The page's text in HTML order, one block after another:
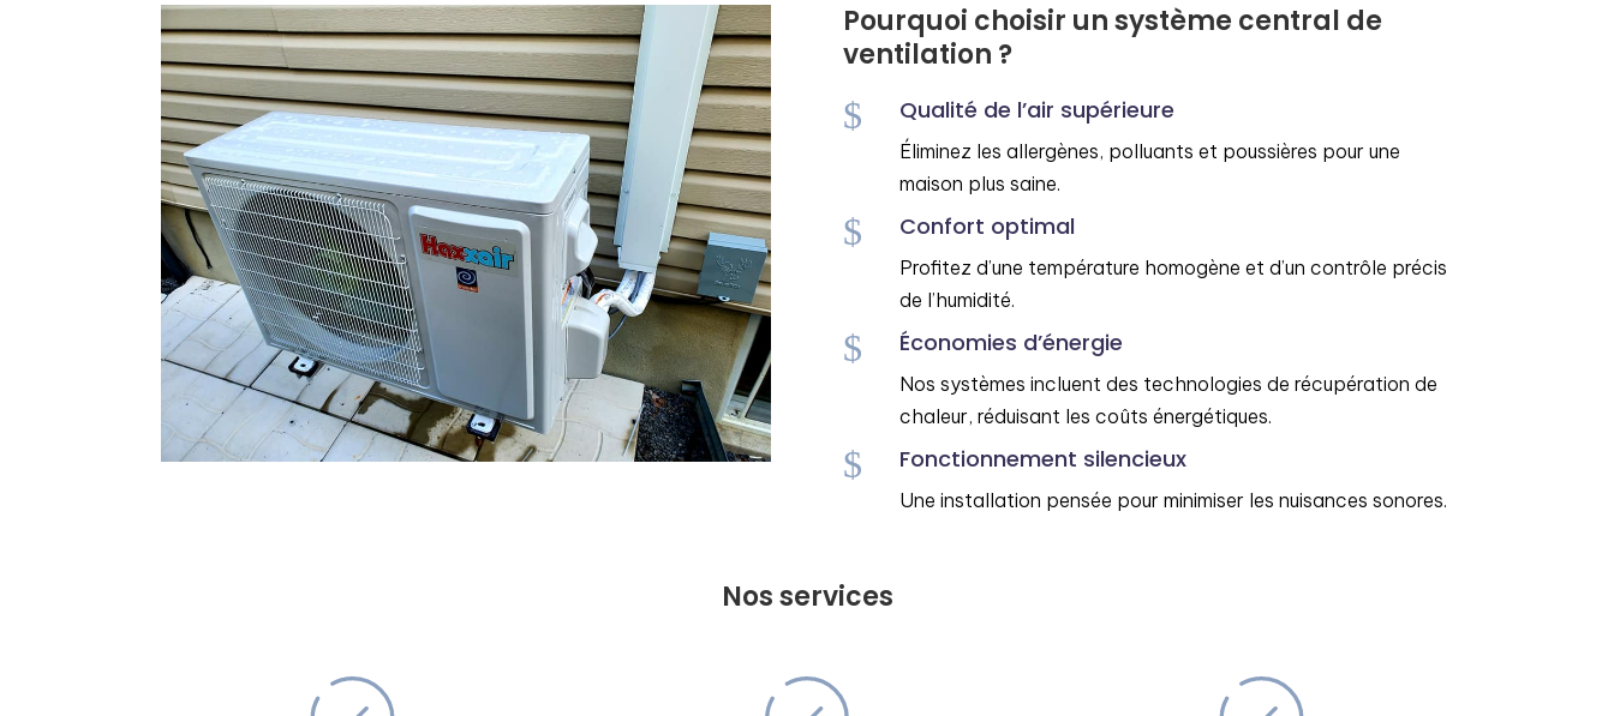
Pourquoi choisir un système central de
ventilation ?
$ Qualité de l’air supérieure
Éliminez les allergènes, polluants et poussières pour une
maison plus saine.
$ Confort optimal
Profitez d’une température homogène et d’un contrôle précis
de l’humidité.
$ Économies d’énergie
Nos systèmes incluent des technologies de récupération de
chaleur, réduisant les coûts énergétiques.
$ Fonctionnement silencieux
Une installation pensée pour minimiser les nuisances sonores.
Nos services